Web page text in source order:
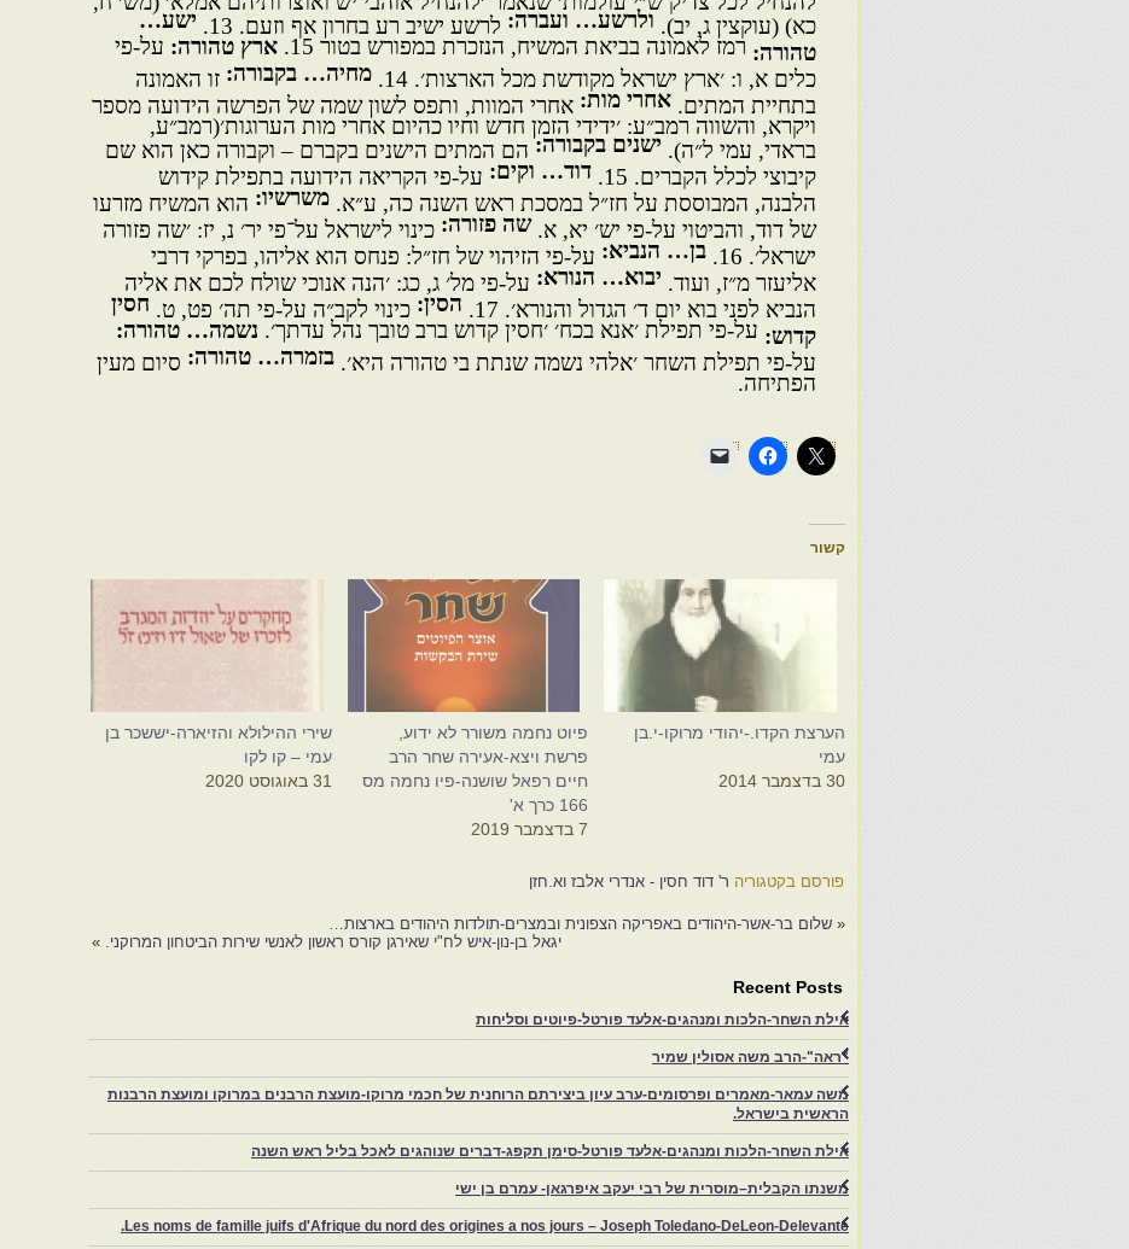
כא) (עוקצין ג, יב). ולרשע… ועברה: לרשע ישיב רע בחרון אף וזעם. 13. ישע…
טהורה: רמז לאמונה בביאת המשיח, הנזכרת במפורש בטור 15. ארץ טהורה: על-פי
כלים א, ו: ׳ארץ ישראל מקודשת מכל הארצות׳. 14. מחיה… בקבורה: זו האמונה
בתחיית המתים. אחרי מות: אחרי המוות, ותפס לשון שמה של הפרשה הידועה מספר
ויקרא, והשווה רמב״ע: ׳ידידי הזמן חדש וחיו כהיום אחרי מות הערוגות׳(רמב״ע,
בראדי, עמי ל״ה). ישנים בקבורה: הם המתים הישנים בקברם – וקבורה כאן הוא שם
קיבוצי לכלל הקברים. 15.
דוד… וקים: על-פי הקריאה הידועה בתפילת קידוש
הלבנה, המבוססת על חז״ל במסכת ראש השנה כה, ע״א. משרשיו: הוא המשיח מזרעו
של דוד, והביטוי על-פי יש׳ יא, א.שה פזורה: כינוי לישראל על־פי יר׳ נ, יז: ׳שה פזורה
ישראל׳. 16.
בן… הנביא: על-פי הזיהוי של חז״ל: פנחס הוא אליהו, בפרקי דרבי
אליעזר מ״ז, ועוד. יבוא… הנורא: על-פי מל׳ ג, כג: ׳הנה אנוכי שולח לכם את אליה
הנביא לפני בוא יום ד׳ הגדול והנורא׳. 17.
הסין: כינוי לקב״ה על-פי תה׳ פט, ט. חסין
קדוש: על-פי תפילת ׳אנא בכח׳ ׳חסין קדוש ברב טובך נהל עדתך׳. נשמה… טהורה:
על-פי תפילת השחר ׳אלהי נשמה שנתת בי טהורה היא׳. בזמרה… טהורה: סיום מעין
הפתיחה.
קשור
הערצת הקדו.-יהודי מרוקו-י.בן
עמי
30 בדצמבר 2014
פיוט נחמה משורר לא ידוע,
פרשת ויצא-אעירה שחר הרב
חיים רפאל שושנה-פיו נחמה מס
166 כרך א'
7 בדצמבר 2019
שירי ההילולא והזיארה-יששכר בן
עמי – קו לקו
31 באוגוסט 2020
פורסם בקטגוריה ר' דוד חסין - אנדרי אלבז וא.חזן
« שלום בר-אשר-היהודים באפריקה הצפונית ובמצרים-תולדות היהודים בארצות…
יגאל בן-נון-איש לח"י שאירגן קורס ראשון לאנשי שירות הביטחון המרוקני. »
Recent Posts
אילת השחר-הלכות ומנהגים-אלעד פורטל-פיוטים וסליחות
"ראה"-הרב משה אסולין שמיר
משה עמאר-מאמרים ופרסומים-ערב עיון ביצירתם הרוחנית של חכמי מרוקו-מועצת הרבנים במרוקו ומועצת הרבנות
הראשית בישראל.
אילת השחר-הלכות ומנהגים-אלעד פורטל-סימן תקפג-דברים שנוהגים לאכל בליל ראש השנה
משנתו הקבלית–מוסרית של רבי יעקב איפרגאן- עמרם בן ישי
Les noms de famille juifs d'Afrique du nord des origines a nos jours – Joseph Toledano-DeLeon-Delevante.